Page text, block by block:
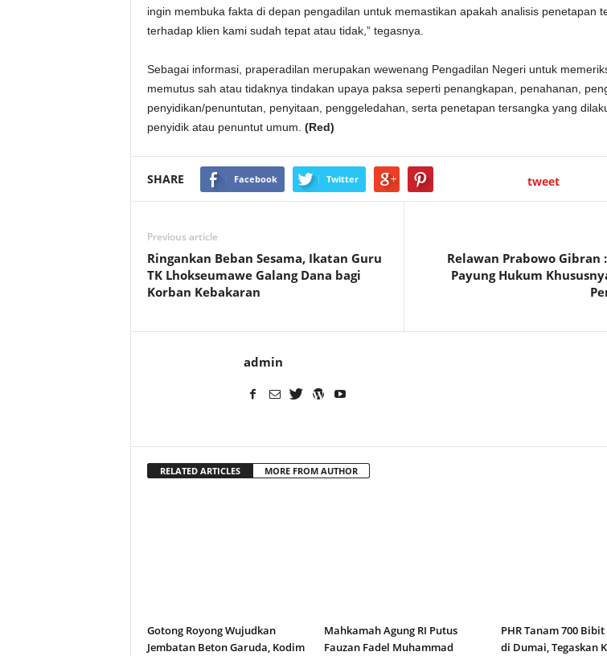
ingin membuka fakta di depan pengadilan untuk memastikan apakah analisis penetapan
terhadap klien kami sudah tepat atau tidak,” tegasnya.
Sebagai informasi, praperadilan merupakan wewenang Pengadilan Negeri untuk
memutus sah atau tidaknya tindakan upaya paksa seperti penangkapan, penahanan,
penyidikan/penuntutan, penyitaan, penggeledahan, serta penetapan tersangka yang
penyidik atau penuntut umum. (Red)
SHARE Facebook Twitter tweet
Previous article
Ringankan Beban Sesama, Ikatan Guru
TK Lhokseumawe Galang Dana bagi
Korban Kebakaran
Relawan Prabowo Gibran :
Payung Hukum
admin
RELATED ARTICLES MORE FROM AUTHOR
Gotong Royong Wujudkan
Jembatan Beton Garuda, Kodim
Mahkamah Agung RI Putus
Fauzan Fadel Muhammad
PHR Tanam 700
di Dumai, Tegaskan